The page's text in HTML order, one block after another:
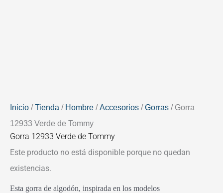
Inicio /Tienda / Hombre /Accesorios /Gorras / Gorra
12933 Verde de Tommy
Gorra 12933 Verde de Tommy
Este producto no está disponible porque no quedan
existencias.
Esta gorra de algodón, inspirada en los modelos